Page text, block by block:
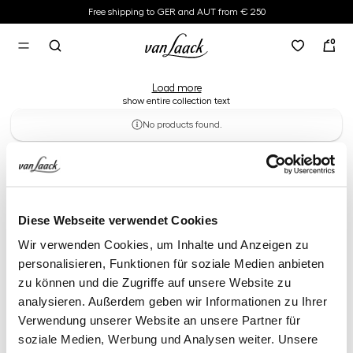
Diese Webseite verwendet Cookies
Wir verwenden Cookies, um Inhalte und Anzeigen zu
personalisieren, Funktionen für soziale Medien anbieten
zu können und die Zugriffe auf unsere Website zu
analysieren. Außerdem geben wir Informationen zu Ihrer
Verwendung unserer Website an unsere Partner für
soziale Medien, Werbung und Analysen weiter. Unsere
Free shipping to GER and AUT from € 250
0
Slim-fit blouses
Chic essentials - Our slim-fit blouses | Ideal for formal occasions and job |
Load more
show entire collection text
No products found.